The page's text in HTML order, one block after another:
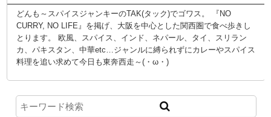
どんも～スパイスジャンキーのTAK(タック)でゴワス。 『NO
CURRY, NO LIFE』を掲げ、大阪を中心とした関西圏で食べ歩きし
とります。 欧風、スパイス、インド、ネパール、タイ、スリラン
カ、パキスタン、中華etc…ジャンルに縛られずにカレーやスパイス
料理を追い求めて今日も東奔西走～(・ω・)